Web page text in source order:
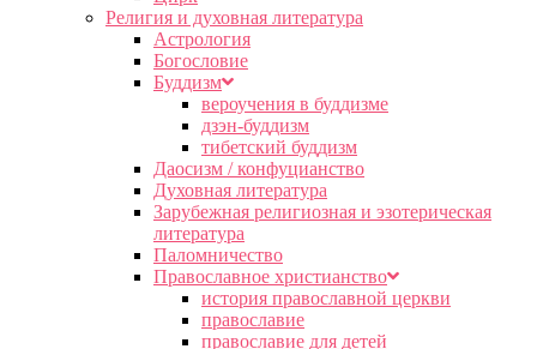
Религия и духовная литература
Астрология
Богословие
Буддизм
вероучения в буддизме
дзэн-буддизм
тибетский буддизм
Даосизм / конфуцианство
Духовная литература
Зарубежная религиозная и эзотерическая
литература
Паломничество
Православное христианство
история православной церкви
православие
православие для детей